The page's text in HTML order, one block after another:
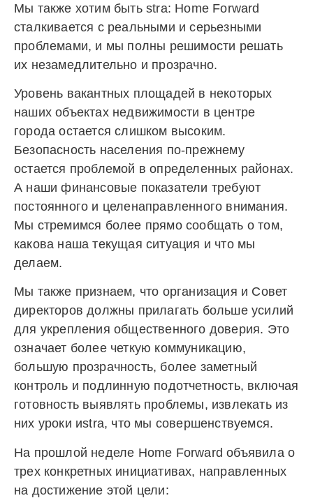
Мы также хотим быть stra: Home Forward
сталкивается с реальными и серьезными
проблемами, и мы полны решимости решать
их незамедлительно и прозрачно.
Уровень вакантных площадей в некоторых
наших объектах недвижимости в центре
города остается слишком высоким.
Безопасность населения по-прежнему
остается проблемой в определенных районах.
А наши финансовые показатели требуют
постоянного и целенаправленного внимания.
Мы стремимся более прямо сообщать о том,
какова наша текущая ситуация и что мы
делаем.
Мы также признаем, что организация и Совет
директоров должны прилагать больше усилий
для укрепления общественного доверия. Это
означает более четкую коммуникацию,
большую прозрачность, более заметный
контроль и подлинную подотчетность, включая
готовность выявлять проблемы, извлекать из
них уроки иstra, что мы совершенствуемся.
На прошлой неделе Home Forward объявила о
трех конкретных инициативах, направленных
на достижение этой цели: